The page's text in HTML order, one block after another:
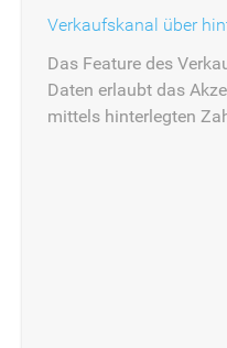
Verkaufskanal über
Das Feature des
Daten erlaubt das
mittels hinterlegten